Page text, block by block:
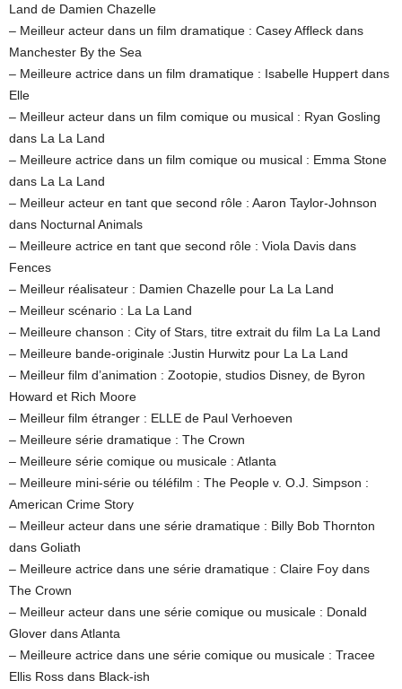
Land de Damien Chazelle
– Meilleur acteur dans un film dramatique : Casey Affleck dans
Manchester By the Sea
– Meilleure actrice dans un film dramatique : Isabelle Huppert dans
Elle
– Meilleur acteur dans un film comique ou musical : Ryan Gosling
dans La La Land
– Meilleure actrice dans un film comique ou musical : Emma Stone
dans La La Land
– Meilleur acteur en tant que second rôle : Aaron Taylor-Johnson
dans Nocturnal Animals
– Meilleure actrice en tant que second rôle : Viola Davis dans
Fences
– Meilleur réalisateur : Damien Chazelle pour La La Land
– Meilleur scénario : La La Land
– Meilleure chanson : City of Stars, titre extrait du film La La Land
– Meilleure bande-originale :Justin Hurwitz pour La La Land
– Meilleur film d’animation : Zootopie, studios Disney, de Byron
Howard et Rich Moore
– Meilleur film étranger : ELLE de Paul Verhoeven
– Meilleure série dramatique : The Crown
– Meilleure série comique ou musicale : Atlanta
– Meilleure mini-série ou téléfilm : The People v. O.J. Simpson :
American Crime Story
– Meilleur acteur dans une série dramatique : Billy Bob Thornton
dans Goliath
– Meilleure actrice dans une série dramatique : Claire Foy dans
The Crown
– Meilleur acteur dans une série comique ou musicale : Donald
Glover dans Atlanta
– Meilleure actrice dans une série comique ou musicale : Tracee
Ellis Ross dans Black-ish